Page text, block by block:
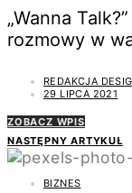
„Wanna
rozmowy w
REDAKCJA
29 LIPCA 2021
ZOBACZ WPIS
NASTĘPNY ARTYKUŁ
BIZNES